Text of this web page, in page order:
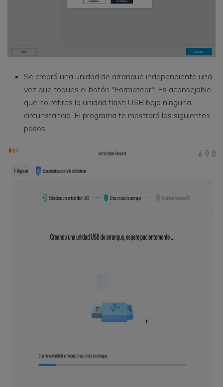
Se creará una unidad de arranque independiente una
vez que toques el botón "Formatear". Es aconsejable
que no retires la unidad flash USB bajo ninguna
circunstancia. El programa te mostrará los siguientes
pasos.